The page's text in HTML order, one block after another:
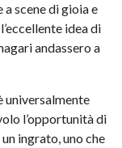
scene di gioia e
idea di
andassero a
universalmente
l’opportunità di
ingrato, uno che